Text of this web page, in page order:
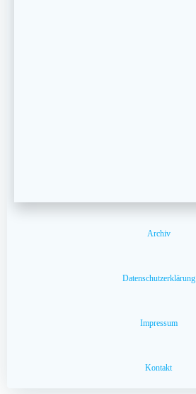
Archiv
Datenschutzerklärung
Impressum
Kontakt